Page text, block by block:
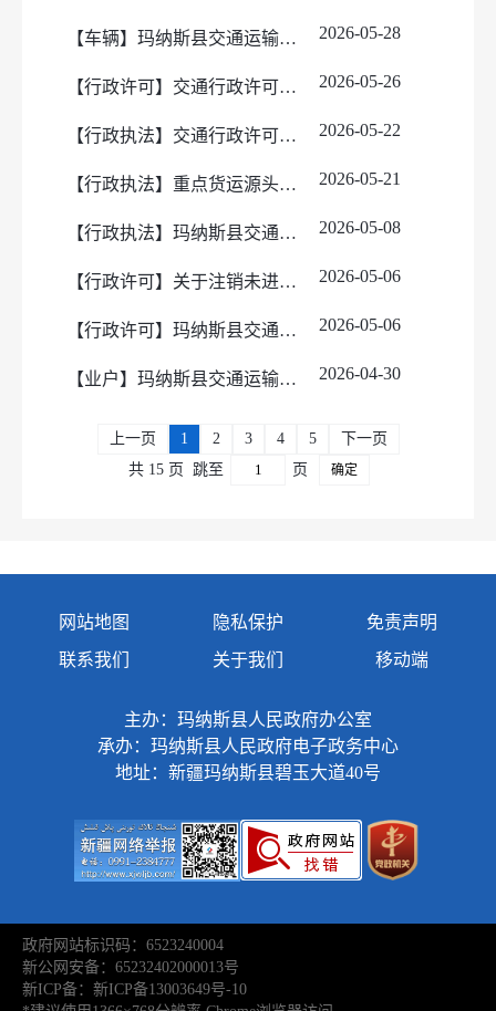
【车辆】玛纳斯县交通运输局道路运输证注销清单（5月） 2026-05-28
【行政许可】交通行政许可事项公示 2026-05-26
【行政执法】交通行政许可受理事项公示 2026-05-22
【行政执法】重点货运源头企业名单公示 2026-05-21
【行政执法】玛纳斯县交通运输局“街乡吹哨、部门报到”执法下沉人员备案表 2026-05-08
【行政许可】关于注销未进行年度审验超过六个月车辆《道路运输证》的公告 2026-05-06
【行政许可】玛纳斯县交通运输局注销《道路运输经营许可证》公告 2026-05-06
【业户】玛纳斯县交通运输开业清单（4月） 2026-04-30
上一页 1 2 3 4 5
下一页
共 15 页
跳至 页 确定
网站地图 隐私保护
免责声明
联系我们
关于我们 移动端
主办：玛纳斯县人民政府办公室
承办：玛纳斯县人民政府电子政务中心
地址：新疆玛纳斯县碧玉大道40号
政府网站标识码：6523240004
新公网安备：65232402000013号
新ICP备：新ICP备13003649号-10